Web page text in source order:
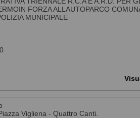
FORZA ALLAUTOPARCO
MUNICIPALE
Vigliena - Quattro Canti.